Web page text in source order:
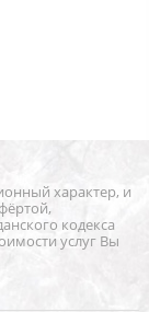
характер, и
кодекса
услуг Вы